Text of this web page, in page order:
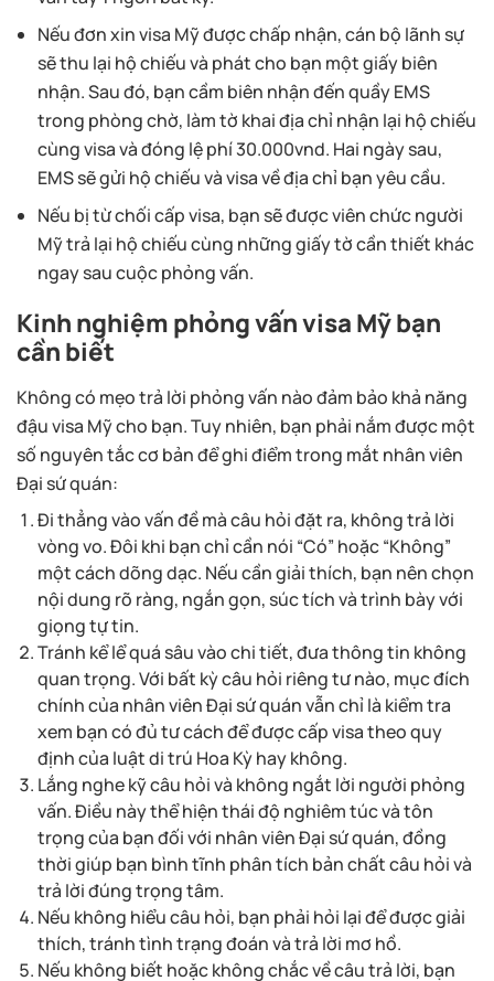
Nếu đơn xin visa Mỹ được chấp nhận, cán bộ lãnh sự
sẽ thu lại hộ chiếu và phát cho bạn một giấy biên
nhận. Sau đó, bạn cầm biên nhận đến quầy EMS
trong phòng chờ, làm tờ khai địa chỉ nhận lại hộ chiếu
cùng visa và đóng lệ phí 30.000vnd. Hai ngày sau,
EMS sẽ gửi hộ chiếu và visa về địa chỉ bạn yêu cầu.
Nếu bị từ chối cấp visa, bạn sẽ được viên chức người
Mỹ trả lại hộ chiếu cùng những giấy tờ cần thiết khác
ngay sau cuộc phỏng vấn.
Kinh nghiệm phỏng vấn visa Mỹ bạn
cần biết
Không có mẹo trả lời phỏng vấn nào đảm bảo khả năng
đậu visa Mỹ cho bạn. Tuy nhiên, bạn phải nắm được một
số nguyên tắc cơ bản để ghi điểm trong mắt nhân viên
Đại sứ quán:
Đi thẳng vào vấn đề mà câu hỏi đặt ra, không trả lời
vòng vo. Đôi khi bạn chỉ cần nói “Có” hoặc “Không”
một cách dõng dạc. Nếu cần giải thích, bạn nên chọn
nội dung rõ ràng, ngắn gọn, súc tích và trình bày với
giọng tự tin.
Tránh kể lể quá sâu vào chi tiết, đưa thông tin không
quan trọng. Với bất kỳ câu hỏi riêng tư nào, mục đích
chính của nhân viên Đại sứ quán vẫn chỉ là kiểm tra
xem bạn có đủ tư cách để được cấp visa theo quy
định của luật di trú Hoa Kỳ hay không.
Lắng nghe kỹ câu hỏi và không ngắt lời người phỏng
vấn. Điều này thể hiện thái độ nghiêm túc và tôn
trọng của bạn đối với nhân viên Đại sứ quán, đồng
thời giúp bạn bình tĩnh phân tích bản chất câu hỏi và
trả lời đúng trọng tâm.
Nếu không hiểu câu hỏi, bạn phải hỏi lại để được giải
thích, tránh tình trạng đoán và trả lời mơ hồ.
Nếu không biết hoặc không chắc về câu trả lời, bạn